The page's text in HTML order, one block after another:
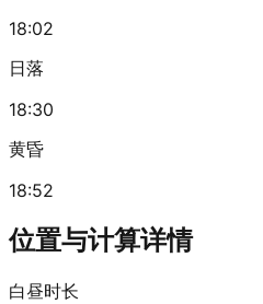
18:02
日落
18:30
黄昏
18:52
位置与计算详情
白昼时长